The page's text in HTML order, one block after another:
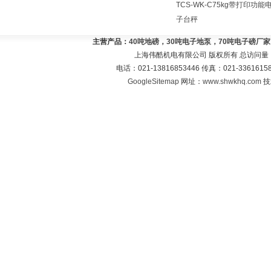
TCS-WK-C75kg带打印功能
子台秤
主营产品： 40吨地磅，30吨电子地泵，70吨电子磅厂
上海伟酷机电有限公司 版权所有 总访问量
电话：021-13816853446 传真：021-
GoogleSitemap 网址：www.shwkhq.com